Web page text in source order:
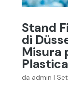
Stand
di
Misura
Plastica
da admin |